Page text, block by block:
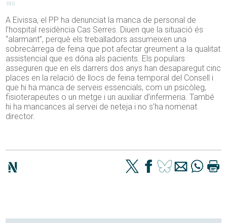
180
A Eivissa, el PP ha denunciat la manca de personal de
l’hospital residència Cas Serres. Diuen que la situació és
“alarmant”, perquè els treballadors assumeixen una
sobrecàrrega de feina que pot afectar greument a la qualitat
assistencial que es dóna als pacients. Els populars
asseguren que en els darrers dos anys han desaparegut cinc
places en la relació de llocs de feina temporal del Consell i
que hi ha manca de serveis essencials, com un psicòleg,
fisioterapeutes o un metge i un auxiliar d’infermeria. També
hi ha mancances al servei de neteja i no s’ha nomenat
director.